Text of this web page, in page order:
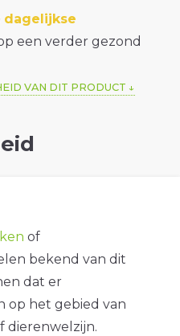
dagelijkse
een verder gezond
VAN DIT PRODUCT
of
bekend van dit
dat er
op het gebied van
dierenwelzijn.